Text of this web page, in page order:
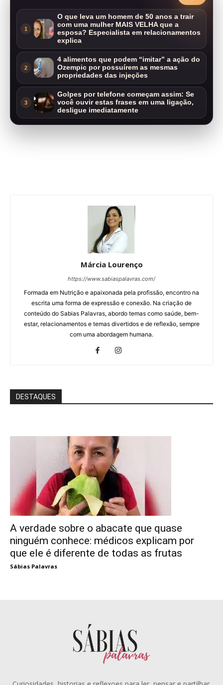
1
O que leva um homem de 50 anos a trair
com uma mulher MAIS VELHA que a
esposa? Especialista em relacionamentos
explica
2
4 alimentos que podem “imitar” a ação do
Ozempic por possuírem as mesmas
propriedades das injeções
3
Golpes por telefone começam assim: Se
você ouvir estas frases em uma ligação,
desligue imediatamente
Márcia Lourenço
https://www.sabiaspalavras.com/
Formada em Nutrição e apaixonada pela profissão, encontro na
escrita uma forma de expressão e conexão. Na criação de
conteúdo do Sabias Palavras, abordo temas como saúde, bem-
estar, relacionamentos e temas divertidos e de reflexão, sempre
com uma abordagem humana.
DESTAQUES
A verdade sobre o abacate que quase
ninguém conhece: médicos explicam por
que ele é diferente de todas as frutas
Sábias Palavras